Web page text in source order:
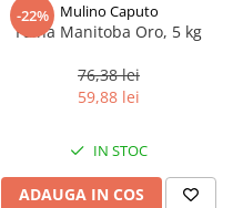
-22% Mulino Caputo
Faina Manitoba Oro, 5 kg
76,38 lei
59,88 lei
IN STOC
ADAUGA IN COS